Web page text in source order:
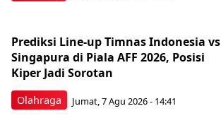
Olahraga
Prediksi Line-up Timnas Indonesia vs
Singapura di Piala AFF 2026, Posisi
Kiper Jadi Sorotan
Jumat, 7 Agu 2026 - 14:41